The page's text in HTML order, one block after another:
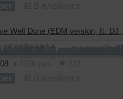
Well Done (EDM version, ft. DJ Haley)